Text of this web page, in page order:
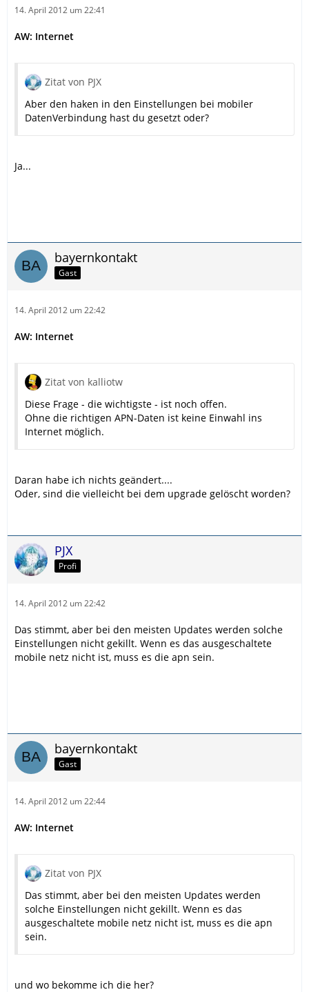
14. April 2012 um 22:41
AW: Internet
Zitat von PJX
Aber den haken in den Einstellungen bei mobiler
DatenVerbindung hast du gesetzt oder?
Ja...
bayernkontakt
Gast
14. April 2012 um 22:42
AW: Internet
Zitat von kalliotw
Diese Frage - die wichtigste - ist noch offen.
Ohne die richtigen APN-Daten ist keine Einwahl ins
Internet möglich.
Daran habe ich nichts geändert....
Oder, sind die vielleicht bei dem upgrade gelöscht worden?
PJX
Profi
14. April 2012 um 22:42
Das stimmt, aber bei den meisten Updates werden solche
Einstellungen nicht gekillt. Wenn es das ausgeschaltete
mobile netz nicht ist, muss es die apn sein.
bayernkontakt
Gast
14. April 2012 um 22:44
AW: Internet
Zitat von PJX
Das stimmt, aber bei den meisten Updates werden
solche Einstellungen nicht gekillt. Wenn es das
ausgeschaltete mobile netz nicht ist, muss es die apn
sein.
und wo bekomme ich die her?